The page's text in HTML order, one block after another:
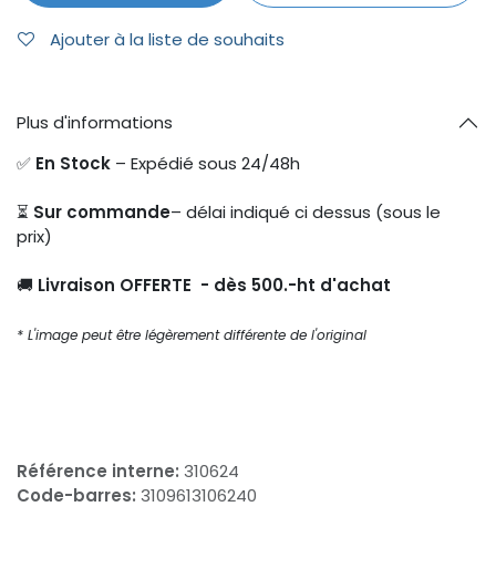
Ajouter à la liste de souhaits
Plus d'informations
✅ En Stock – Expédié sous 24/48h
⏳ Sur commande– délai indiqué ci dessus (sous le
prix)
🚚 Livraison OFFERTE - dès 500.-ht d'achat
* L'image peut être légèrement différente de l'original
Référence interne: 310624
Code-barres: 3109613106240